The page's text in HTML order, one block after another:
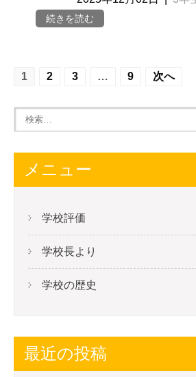
続きを読む
投
の
ビ
ゲ
ー
シ
ョ
ン
1 2 3 … 9 次へ
メニュー
学校評価
学校長より
学校の歴史
最近の投稿